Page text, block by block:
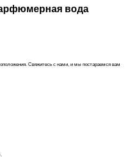
вода
Свяжитесь с нами, и мы постараемся вам